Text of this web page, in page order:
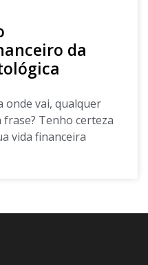
da
onde vai, qualquer
frase? Tenho certeza
vida financeira